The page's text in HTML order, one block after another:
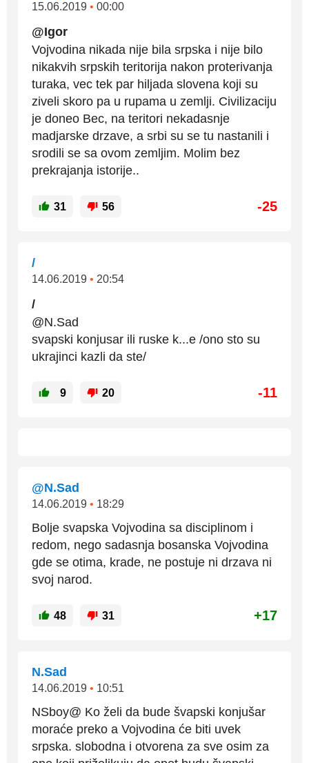
15.06.2019 • 00:00
@Igor
Vojvodina nikada nije bila srpska i nije bilo
nikakvih srpskih teritorija nakon proterivanja
turaka, vec tek par hiljada slovena koji su
ziveli skoro pa u rupama u zemlji. Civilizaciju
je doneo Bec, na teritori nekadasnje
madjarske drzave, a srbi su se tu nastanili i
srodili se sa ovom zemljim. Molim bez
prekrajanja istorije..
31 56 -25
/
14.06.2019 • 20:54
/
@N.Sad
svapski konjusar ili ruske k...e /ono sto su
ukrajinci kazli da ste/
9 20 -11
@N.Sad
14.06.2019 • 18:29
Bolje svapska Vojvodina sa disciplinom i
redom, nego sadasnja bosanska Vojvodina
gde se otima, krade, ne postuje ni drzava ni
svoj narod.
48 31 +17
N.Sad
14.06.2019 • 10:51
NSboy@ Ko želi da bude švapski konjušar
moraće preko a Vojvodina će biti uvek
srpska. slobodna i otvorena za sve osim za